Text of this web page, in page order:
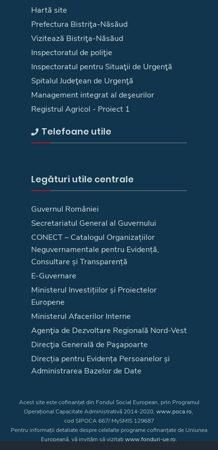
Hartă site
Prefectura Bistriţa-Năsăud
Vizitează Bistriţa-Năsăud
Inspectoratul de poliţie
Inspectoratul pentru Situaţii de Urgenţă
Spitalul Judeţean de Urgenţă
Management integrat al deşeurilor
Registrul Agricol - Proiect 1
Telefoane utile
Legături utile centrale
Guvernul României
Secretariatul General al Guvernului
CONECT – Catalogul Organizațiilor
Neguvernamentale pentru Evidență,
Consultare și Transparență
E-Guvernare
Ministerul Investițiilor și Proiectelor
Europene
Ministerul Afacerilor Interne
Agenţia de Dezvoltare Regională Nord-Vest
Direcţia Generală de Paşapoarte
Direcția pentru Evidența Persoanelor și
Administrarea Bazelor de Date
Acest site este cofinanțat din Fondul Social European, prin Programul
Operațional Capacitate Administrativă 2014-2020, www.poca.ro,
cod SIPOCA 667/ MySMIS 129687
Pentru informații detaliate despre celelalte programe cofinanțate de Uniunea
Europeană, vă invităm să vizitați www.fonduri-ue.ro.